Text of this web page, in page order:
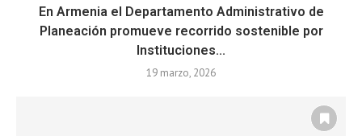
En Armenia el Departamento Administrativo de
Planeación promueve recorrido sostenible por
Instituciones...
19 marzo, 2026